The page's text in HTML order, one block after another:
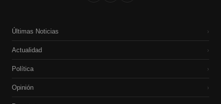
Últimas Noticias ›
Actualidad ›
Política ›
Opinión ›